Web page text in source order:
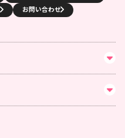
お問い合わせ